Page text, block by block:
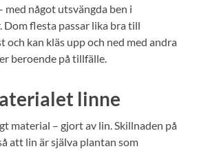
något utsvängda ben i
Dom flesta passar lika bra till
och kan kläs upp och ned med andra
beroende på tillfälle.
linne
material – gjort av lin. Skillnaden på
att lin är själva plantan som